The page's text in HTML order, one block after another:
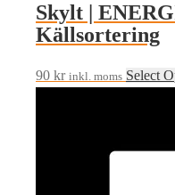
Skylt |
Källsortering
90 kr inkl. moms Select